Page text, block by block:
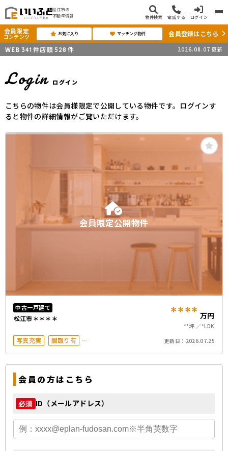
松江市の
不動産情報
物件検索 電話する ログイン
会員限定
コンテンツ お気に入り マッチング物件
会員登録はこちら
WEB 341 件店頭 528 件 2026.08.07 更新
Login ログイン
こちらの物件は会員様限定で公開している物件です。ログインす
ると物件の詳細情報がご覧いただけます。
会員限定公開物件
中古一戸建て
松江市＊＊＊＊ **** 万円
**坪 *LDK
写真充実
間取り有
更新日： 2026.07.25
会員の方はこちら
必須 ID（メールアドレス）